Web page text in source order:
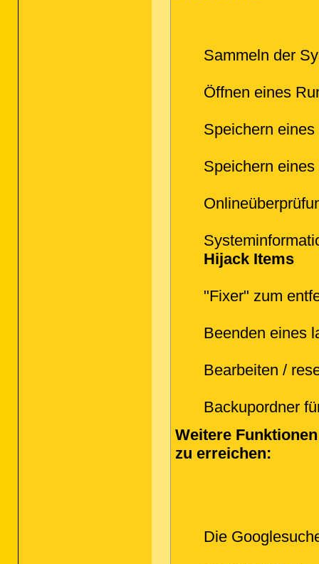
Sammeln der
Öffnen eines
Speichern
Speichern
Hijack Items
"Fixer" zum
Beenden eines
Bearbeiten /
Backupordner
Weitere
zu erreichen:
Die